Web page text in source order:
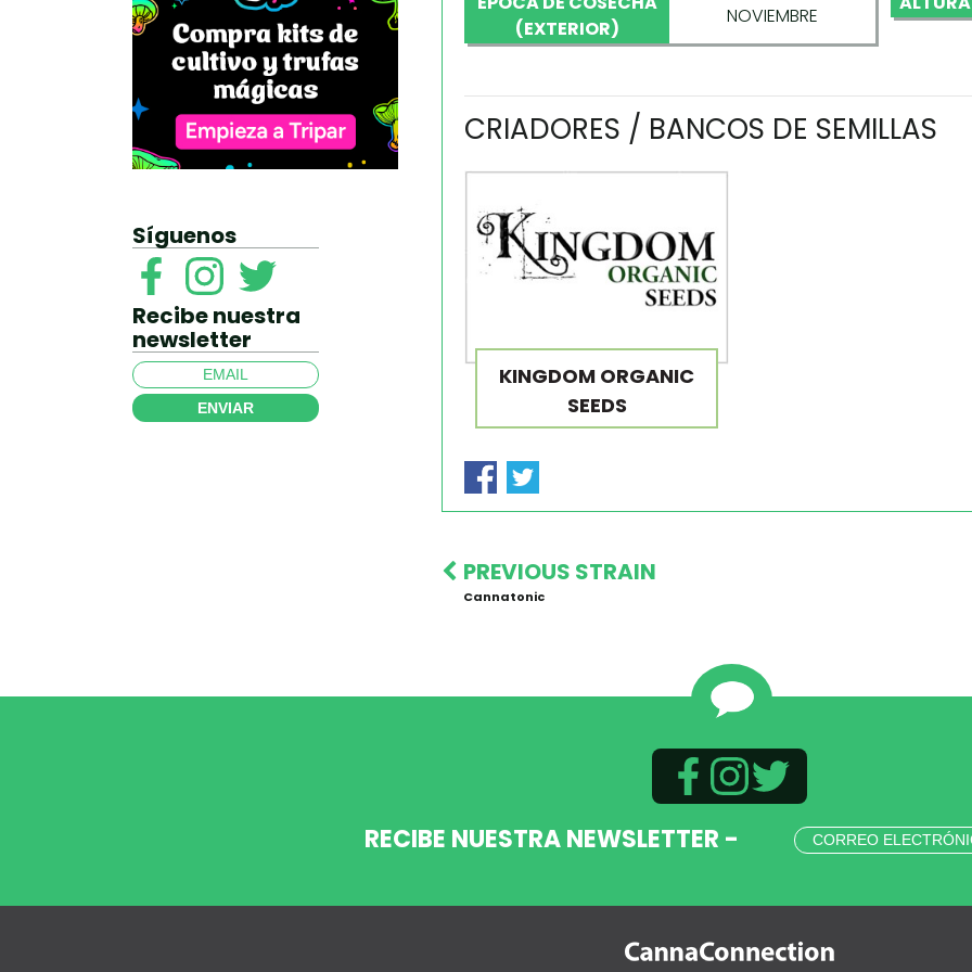
Síguenos
Recibe nuestra
newsletter
ENVIAR
(EXTERIOR)
NOVIEMBRE
CRIADORES / BANCOS DE SEMILLAS
KINGDOM ORGANIC
SEEDS
PREVIOUS STRAIN
Cannatonic
RECIBE NUESTRA NEWSLETTER -